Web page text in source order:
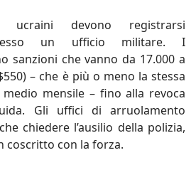
devono registrarsi
un ufficio militare. I
sanzioni che vanno da 17.000 a
– che è più o meno la stessa
mensile – fino alla revoca
Gli uffici di arruolamento
chiedere l’ausilio della polizia,
coscritto con la forza.